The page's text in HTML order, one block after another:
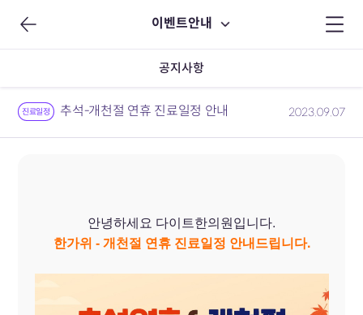
이벤트안내
공지사항
진료일정 추석-개천절 연휴 진료일정 안내 2023.09.07
안녕하세요 다이트한의원입니다.
한가위 - 개천절 연휴 진료일정 안내드립니다.